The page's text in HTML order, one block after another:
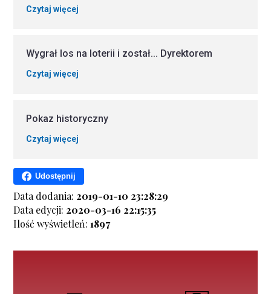
Czytaj więcej
Wygrał los na loterii i został... Dyrektorem
Czytaj więcej
Pokaz historyczny
Czytaj więcej
Udostępnij
Data dodania: 2019-01-10 23:28:29
Data edycji: 2020-03-16 22:15:35
Ilość wyświetleń:1897